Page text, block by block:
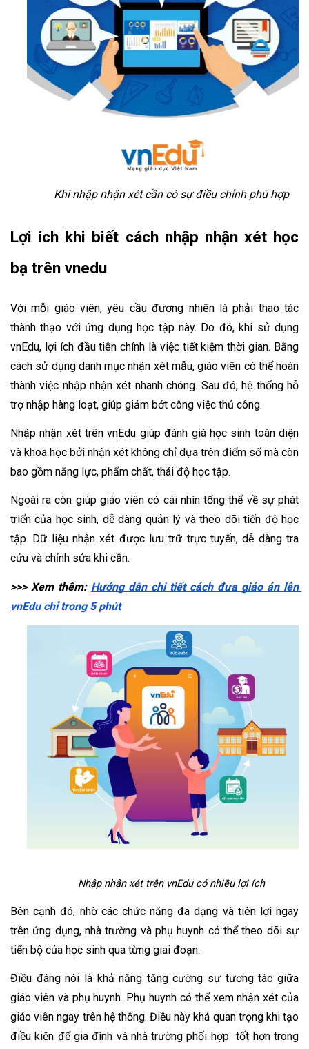
Khi nhập nhận xét cần có sự điều chỉnh phù hợp
Lợi ích khi biết cách nhập nhận xét học
bạ trên vnedu
Với mỗi giáo viên, yêu cầu đương nhiên là phải thao tác
thành thạo với ứng dụng học tập này. Do đó, khi sử dụng
vnEdu, lợi ích đầu tiên chính là việc tiết kiệm thời gian. Bằng
cách sử dụng danh mục nhận xét mẫu, giáo viên có thể hoàn
thành việc nhập nhận xét nhanh chóng. Sau đó, hệ thống hỗ
trợ nhập hàng loạt, giúp giảm bớt công việc thủ công.
Nhập nhận xét trên vnEdu giúp đánh giá học sinh toàn diện
và khoa học bởi nhận xét không chỉ dựa trên điểm số mà còn
bao gồm năng lực, phẩm chất, thái độ học tập.
Ngoài ra còn giúp giáo viên có cái nhìn tổng thể về sự phát
triển của học sinh, dễ dàng quản lý và theo dõi tiến độ học
tập. Dữ liệu nhận xét được lưu trữ trực tuyến, dễ dàng tra
cứu và chỉnh sửa khi cần.
>>> Xem thêm: Hướng dẫn chi tiết cách đưa giáo án lên
vnEdu chỉ trong 5 phút
Nhập nhận xét trên vnEdu có nhiều lợi ích
Bên cạnh đó, nhờ các chức năng đa dạng và tiên lợi ngay
trên ứng dụng, nhà trường và phụ huynh có thể theo dõi sự
tiến bộ của học sinh qua từng giai đoạn.
Điều đáng nói là khả năng tăng cường sự tương tác giữa
giáo viên và phụ huynh. Phụ huynh có thể xem nhận xét của
giáo viên ngay trên hệ thống. Điều này khá quan trọng khi tạo
điều kiện để gia đình và nhà trường phối hợp  tốt hơn trong